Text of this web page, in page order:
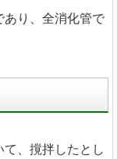
あり、全消化管で
、撹拌したとし